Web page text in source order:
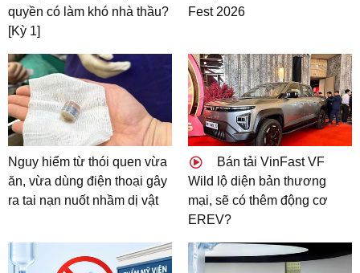
quyền có làm khó nhà thầu?
[Kỳ 1]
Fest 2026
Nguy hiểm từ thói quen vừa
ăn, vừa dùng điện thoại gây
ra tai nạn nuốt nhầm dị vật
Bán tải VinFast VF
Wild lộ diện bản thương
mại, sẽ có thêm động cơ
EREV?